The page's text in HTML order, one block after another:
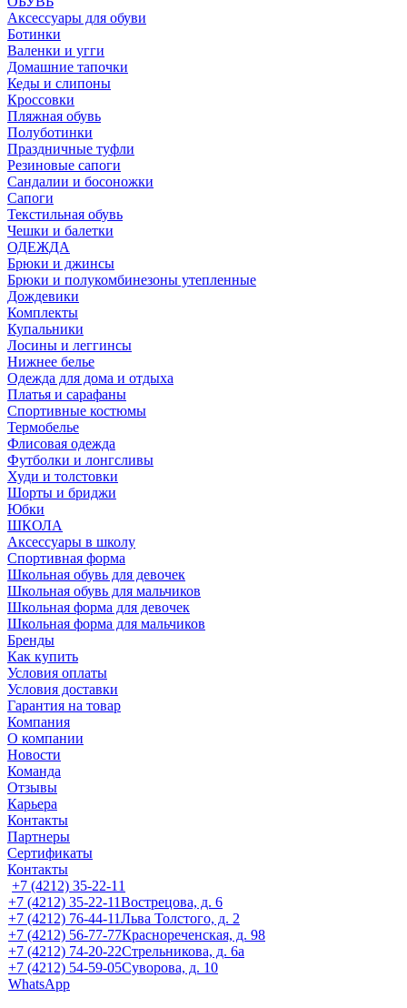
Аксессуары для обуви
Ботинки
Валенки и угги
Домашние тапочки
Кеды и слипоны
Кроссовки
Пляжная обувь
Полуботинки
Праздничные туфли
Резиновые сапоги
Сандалии и босоножки
Сапоги
Текстильная обувь
Чешки и балетки
ОДЕЖДА
Брюки и джинсы
Брюки и полукомбинезоны утепленные
Дождевики
Комплекты
Купальники
Лосины и леггинсы
Нижнее белье
Одежда для дома и отдыха
Платья и сарафаны
Спортивные костюмы
Термобелье
Флисовая одежда
Футболки и лонгсливы
Худи и толстовки
Шорты и бриджи
Юбки
ШКОЛА
Аксессуары в школу
Спортивная форма
Школьная обувь для девочек
Школьная обувь для мальчиков
Школьная форма для девочек
Школьная форма для мальчиков
Бренды
Как купить
Условия оплаты
Условия доставки
Гарантия на товар
Компания
О компании
Новости
Команда
Отзывы
Карьера
Контакты
Партнеры
Сертификаты
Контакты
+7 (4212) 35-22-11
+7 (4212) 35-22-11Вострецова, д. 6
+7 (4212) 76-44-11Льва Толстого, д. 2
+7 (4212) 56-77-77Краснореченская, д. 98
+7 (4212) 74-20-22Стрельникова, д. 6а
+7 (4212) 54-59-05Суворова, д. 10
WhatsApp